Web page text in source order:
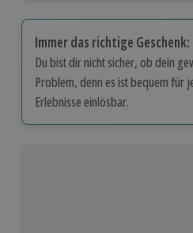
Immer das richtige Geschenk:
Du bist dir nicht sicher, ob dein
Problem, denn es ist bequem für
Erlebnisse einlösbar.